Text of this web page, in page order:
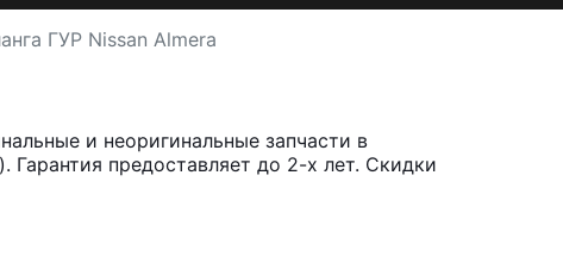
ГУР Nissan Almera
и неоригинальные запчасти в
предоставляет до 2-х лет. Скидки